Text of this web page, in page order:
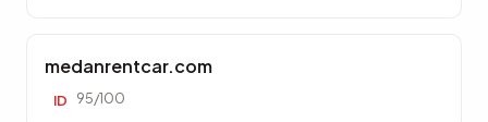
medanrentcar.com
ID 95/100